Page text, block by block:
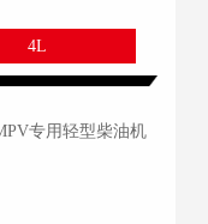
4L
专用轻型柴油机